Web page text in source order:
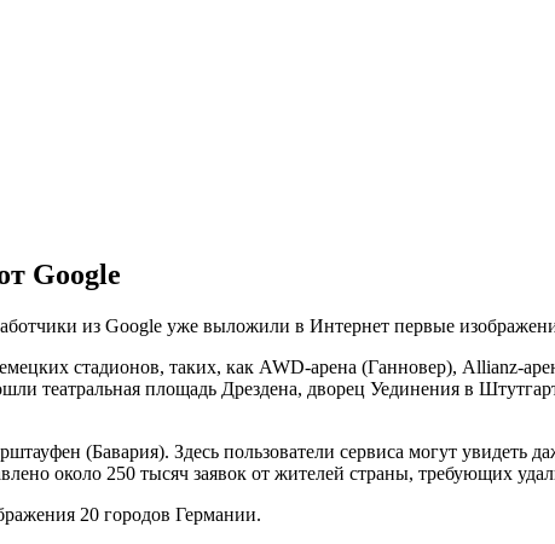
Google
из Google уже выложили в Интернет первые
стадионов, таких, как AWD-арена (Ганновер), Allianz-
театральная площадь Дрездена, дворец Уединения в
(Бавария). Здесь пользователи сервиса могут увидеть
около 250 тысяч заявок от жителей страны, требующих
20 городов Германии.